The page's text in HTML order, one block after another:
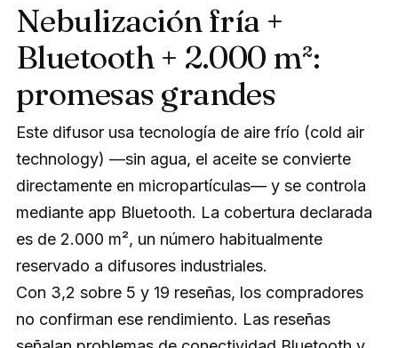
Nebulización fría +
Bluetooth + 2.000 m²:
promesas grandes
Este difusor usa tecnología de aire frío (cold air
technology) —sin agua, el aceite se convierte
directamente en micropartículas— y se controla
mediante app Bluetooth. La cobertura declarada
es de 2.000 m², un número habitualmente
reservado a difusores industriales.
Con 3,2 sobre 5 y 19 reseñas, los compradores
no confirman ese rendimiento. Las reseñas